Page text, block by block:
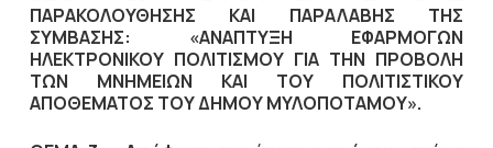
ΠΑΡΑΚΟΛΟΥΘΗΣΗΣ ΚΑΙ ΠΑΡΑΛΑΒΗΣ ΤΗΣ
ΣΥΜΒΑΣΗΣ: «ΑΝΑΠΤΥΞΗ ΕΦΑΡΜΟΓΩΝ
ΗΛΕΚΤΡΟΝΙΚΟΥ ΠΟΛΙΤΙΣΜΟΥ ΓΙΑ ΤΗΝ ΠΡΟΒΟΛΗ
ΤΩΝ ΜΝΗΜΕΙΩΝ ΚΑΙ ΤΟΥ ΠΟΛΙΤΙΣΤΙΚΟΥ
ΑΠΟΘΕΜΑΤΟΣ ΤΟΥ ΔΗΜΟΥ ΜΥΛΟΠΟΤΑΜΟΥ».